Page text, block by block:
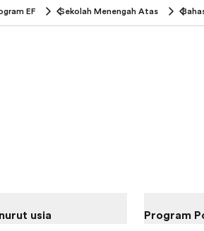
EF Sekolah Menengah Atas
usia Program